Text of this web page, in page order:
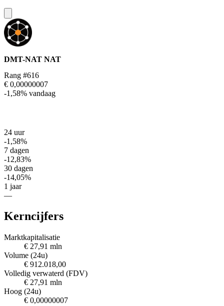
DMT-NAT NAT
Rang #616
€ 0,00000007
-1,58% vandaag
24 uur
-1,58%
7 dagen
-12,83%
30 dagen
-14,05%
1 jaar
—
Kerncijfers
Marktkapitalisatie
€ 27,91 mln
Volume (24u)
€ 912.018,00
Volledig verwaterd (FDV)
€ 27,91 mln
Hoog (24u)
€ 0,00000007